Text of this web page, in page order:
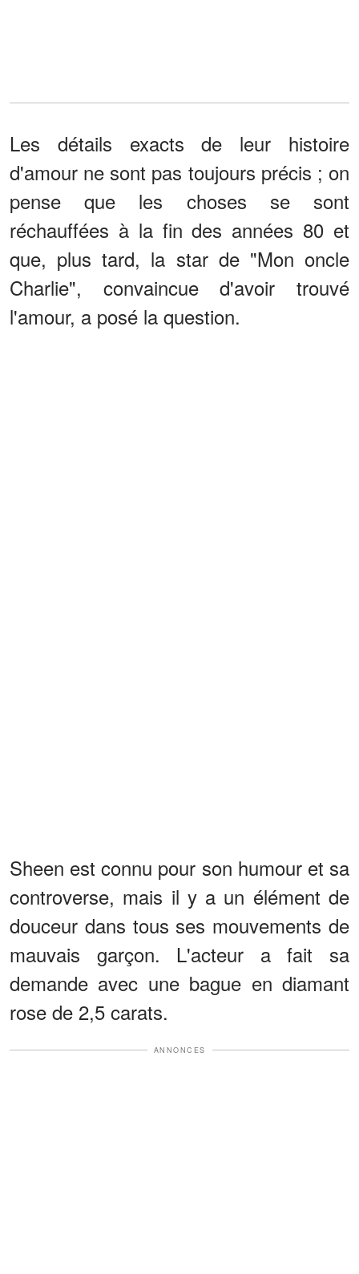
Les détails exacts de leur histoire
d'amour ne sont pas toujours précis ; on
pense que les choses se sont
réchauffées à la fin des années 80 et
que, plus tard, la star de "Mon oncle
Charlie", convaincue d'avoir trouvé
l'amour, a posé la question.
Sheen est connu pour son humour et sa
controverse, mais il y a un élément de
douceur dans tous ses mouvements de
mauvais garçon. L'acteur a fait sa
demande avec une bague en diamant
rose de 2,5 carats.
ANNONCES